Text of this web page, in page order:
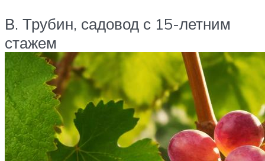
В. Трубин, садовод с 15-летним
стажем